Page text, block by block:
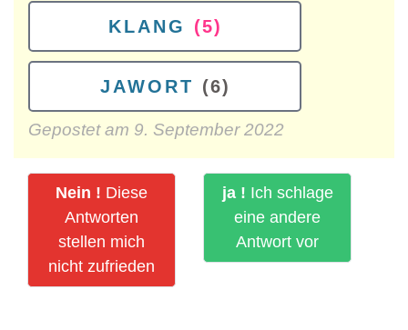
KLANG (5)
JAWORT (6)
Gepostet am 9. September 2022
Nein ! Diese
Antworten
stellen mich
nicht zufrieden
ja ! Ich schlage
eine andere
Antwort vor